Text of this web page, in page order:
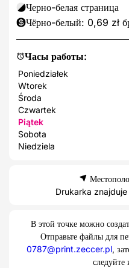
Часы работы:
Poniedziałek
Wtorek
Środa
Czwartek
Piątek
Sobota
Niedziela
Черно-белая страница
Чёрно-белый: 0,69 zł
Drukarka znajduje
В этой точке можно
Отправьте файлы для
0787@print.zeccer.pl,
следуйте